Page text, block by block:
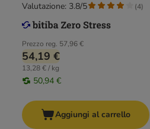
Prezzo reg. 57,96 €
54,19 €
13,28 € / kg
50,94 €
Valutazione: 3.8/5 (4)
Aggiungi al carrello